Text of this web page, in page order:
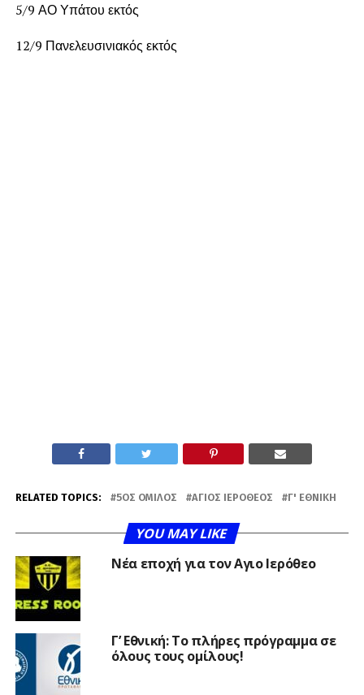
5/9 ΑΟ Υπάτου εκτός
12/9 Πανελευσινιακός εκτός
RELATED TOPICS: 5ΟΣ ΌΜΙΛΟΣ ΆΓΙΟΣ ΙΕΡΌΘΕΟΣ Γ' ΕΘΝΙΚΉ
YOU MAY LIKE
Νέα εποχή για τον Αγιο Ιερόθεο
Γ’ Εθνική: Το πλήρες πρόγραμμα σε
όλους τους ομίλους!